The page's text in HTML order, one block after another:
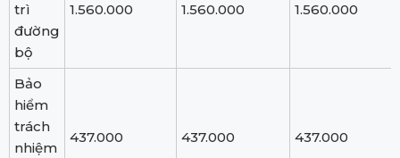
trì
đường
bộ
1.560.000 1.560.000 1.560.000
Bảo
hiểm
trách
nhiệm
437.000 437.000 437.000